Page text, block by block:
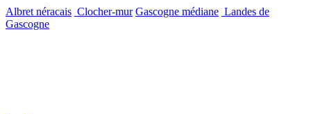
Albret néracais Clocher-mur Gascogne médiane Landes de
Gascogne